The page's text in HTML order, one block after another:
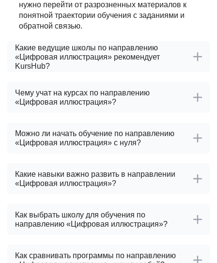
нужно перейти от разрозненных материалов к
понятной траектории обучения с заданиями и
обратной связью.
Какие ведущие школы по направлению
«Цифровая иллюстрация» рекомендует
KursHub?
Чему учат на курсах по направлению
«Цифровая иллюстрация»?
Можно ли начать обучение по направлению
«Цифровая иллюстрация» с нуля?
Какие навыки важно развить в направлении
«Цифровая иллюстрация»?
Как выбрать школу для обучения по
направлению «Цифровая иллюстрация»?
Как сравнивать программы по направлению